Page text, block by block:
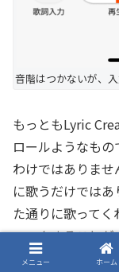
音階はつかないが、
もっともLyric
ロールようなも
わけではありま
に歌うだけでは
た通りに歌って
ェックすること
修正することが
メニュー ホーム